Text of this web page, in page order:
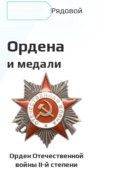
Рядовой
Ордена
и медали
Орден Отечественной
войны II-й степени